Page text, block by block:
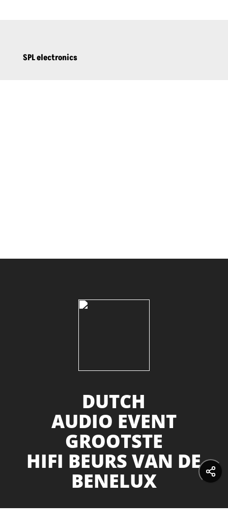
SPL electronics
DUTCH
AUDIO EVENT
GROOTSTE
HIFI BEURS VAN DE
BENELUX